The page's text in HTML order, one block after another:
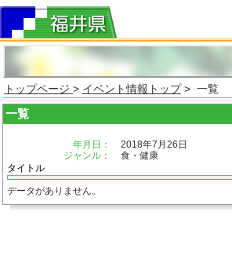
トップページ > イベント情報トップ> 一覧
一覧
年月日：
2018年7月26日
ジャンル：
食・健康
タイトル
データがありません。